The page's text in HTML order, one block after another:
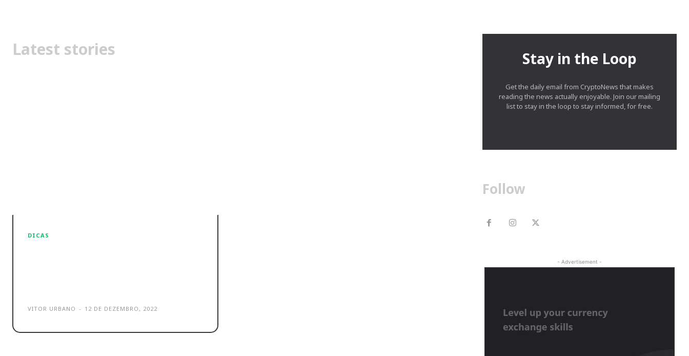
Latest stories
DICAS
VITOR URBANO - 12 DE DEZEMBRO, 2022
Stay in the Loop
Get the daily email from CryptoNews that makes
reading the news actually enjoyable. Join our mailing
list to stay in the loop to stay informed, for free.
Follow
- Advertisement -